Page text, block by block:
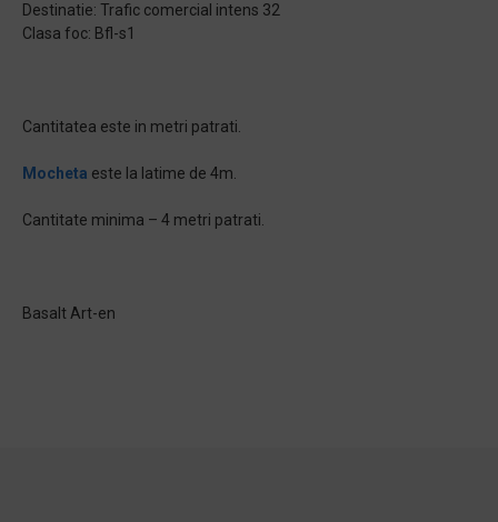
Destinatie: Trafic comercial intens 32
Clasa foc: Bfl-s1
Cantitatea este in metri patrati.
Mocheta este la latime de 4m.
Cantitate minima – 4 metri patrati.
Basalt Art-en